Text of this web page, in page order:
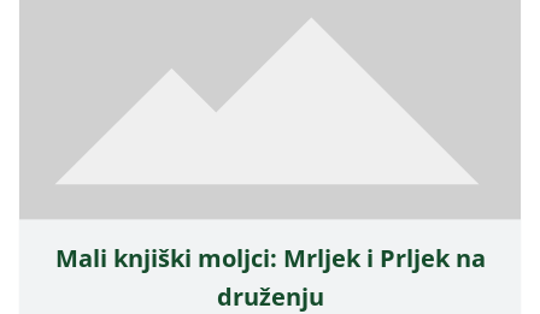
Mali knjiški moljci: Mrljek i Prljek na
druženju